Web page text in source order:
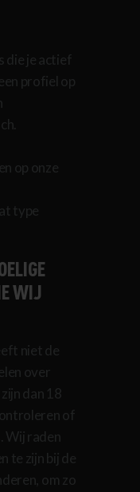
die je actief
profiel op
op onze
type
WIJ
niet de
over
dan 18
of
Wij raden
te zijn bij de
om zo